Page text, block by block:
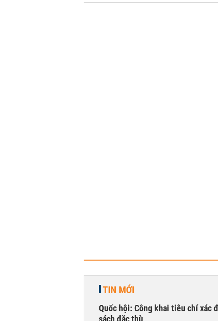
TIN MỚI
Quốc hội: Công khai tiêu chí xác
sách đặc thù